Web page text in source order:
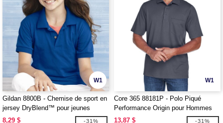
W1
Gildan 8800B - Chemise de sport en
jersey DryBlend™ pour jeunes
8,29 $
-31%
W1
Core 365 88181P - Polo Piqué
Performance Origin pour Hommes
avec Poche
13,87 $ -31%